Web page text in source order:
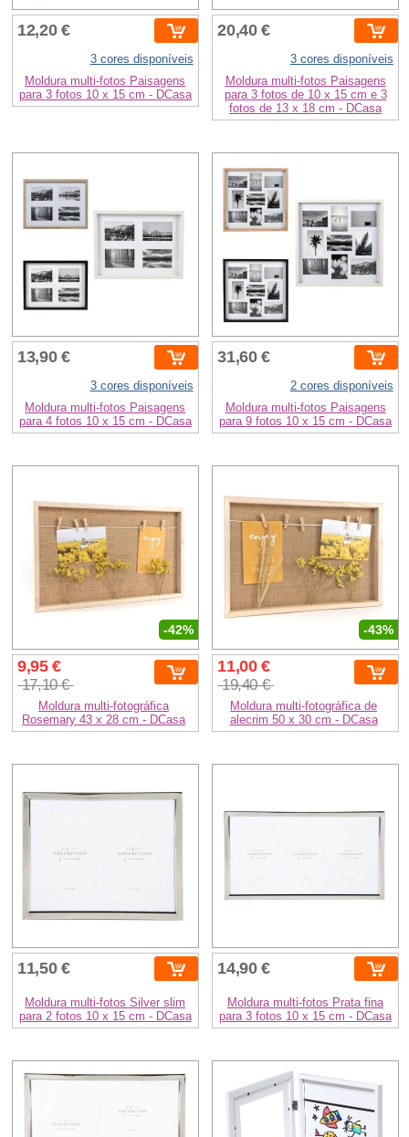
12,20 €
3 cores disponíveis
Moldura multi-fotos Paisagens
para 3 fotos 10 x 15 cm - DCasa
20,40 €
3 cores disponíveis
Moldura multi-fotos Paisagens
para 3 fotos de 10 x 15 cm e 3
fotos de 13 x 18 cm - DCasa
13,90 €
3 cores disponíveis
Moldura multi-fotos Paisagens
para 4 fotos 10 x 15 cm - DCasa
31,60 €
2 cores disponíveis
Moldura multi-fotos Paisagens
para 9 fotos 10 x 15 cm - DCasa
-42%
9,95 €
17,10 €
Moldura multi-fotográfica
Rosemary 43 x 28 cm - DCasa
-43%
11,00 €
19,40 €
Moldura multi-fotográfica de
alecrim 50 x 30 cm - DCasa
11,50 €
Moldura multi-fotos Silver slim
para 2 fotos 10 x 15 cm - DCasa
14,90 €
Moldura multi-fotos Prata fina
para 3 fotos 10 x 15 cm - DCasa